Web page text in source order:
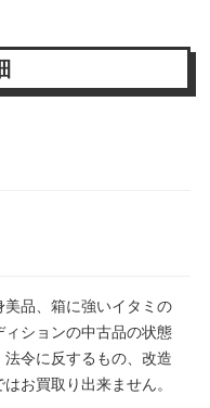
品、箱に強いイタミの
ィションの中古品の状態
令に反するもの、改造
お買取り出来ません。